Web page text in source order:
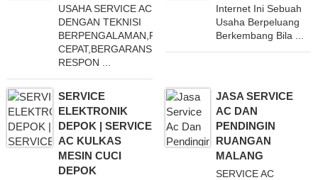
USAHA SERVICE AC
DENGAN TEKNISI
BERPENGALAMAN,RESPON
CEPAT,BERGARANSI
RESPON ...
Internet Ini Sebuah
Usaha Berpeluang
Berkembang Bila ...
SERVICE
ELEKTRONIK
DEPOK | SERVICE
AC KULKAS
MESIN CUCI
DEPOK
JASA SERVICE
AC DAN
PENDINGIN
RUANGAN
MALANG
SERVICE AC